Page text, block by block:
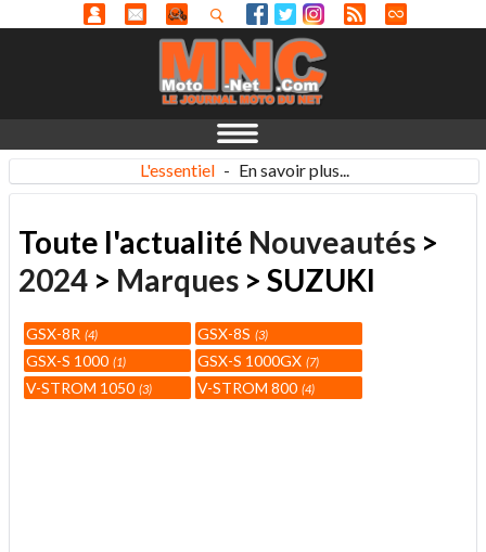
L'essentiel - En savoir plus...
Toute l'actualité Nouveautés >
2024 > Marques > SUZUKI
GSX-8R 4 GSX-8S 3
GSX-S 1000 1 GSX-S 1000GX 7
V-STROM 1050 3 V-STROM 800 4